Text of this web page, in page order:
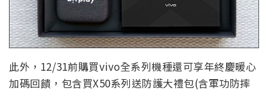
此外，12/31前購買vivo全系列機種還可享年終慶暖心
加碼回饋，包含買X50系列送防護大禮包(含軍功防摔